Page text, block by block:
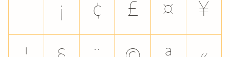
¡ ¢ £ ¤ ¥